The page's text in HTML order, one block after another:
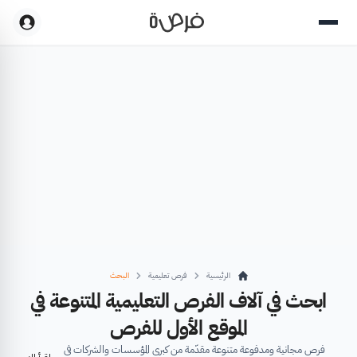
الرئيسية فرص تعليمية البحث
ابحث في آلاف الفرص التعليمية المتنوعة في
الموقع الأول للفرص
فرص مجانية ومدفوعة متنوعة مقدّمة من كبرى المؤسسات والشركات في